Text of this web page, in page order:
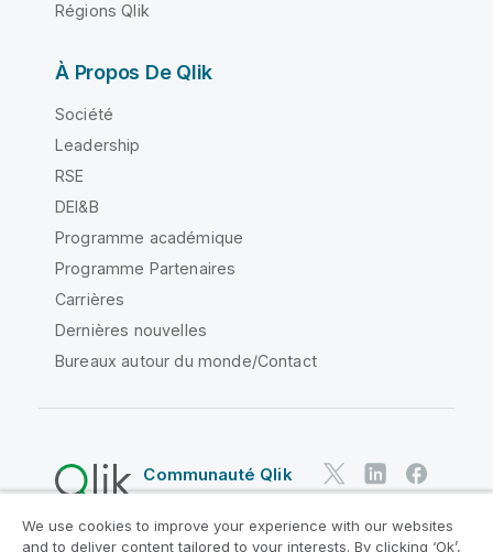
Régions Qlik
À Propos De Qlik
Société
Leadership
RSE
DEI&B
Programme académique
Programme Partenaires
Carrières
Dernières nouvelles
Bureaux autour du monde/Contact
Communauté Qlik
Contrats juridiques
We use cookies to improve your experience with our websites
and to deliver content tailored to your interests. By clicking ‘Ok’,